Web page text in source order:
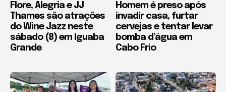
Flore, Alegria e JJ
Thames são atrações
do Wine Jazz neste
sábado (8) em Iguaba
Grande
Homem é preso após
invadir casa, furtar
cervejas e tentar levar
bomba d’água em
Cabo Frio